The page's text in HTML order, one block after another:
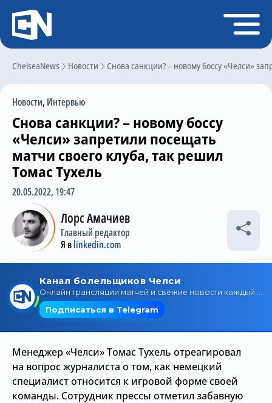
ChelseaNews Новости Снова санкции? – новому боссу «Челси»
Новости, Интервью
Снова санкции? – новому боссу
«Челси» запретили посещать
матчи своего клуба, так решил
Томас Тухель
20.05.2022, 19:47
Лорс Амачиев
Главный редактор
Я вlinkedin.com
Менеджер «Челси» Томас Тухель отреагировал
на вопрос журналиста о том, как немецкий
специалист относится к игровой форме своей
команды. Сотрудник прессы отметил забавную
Регистрация
Главная
Трансферы
Слухи
История Челси
Статистика
Календарь игр
Состав команды
Трансляции
Контакты